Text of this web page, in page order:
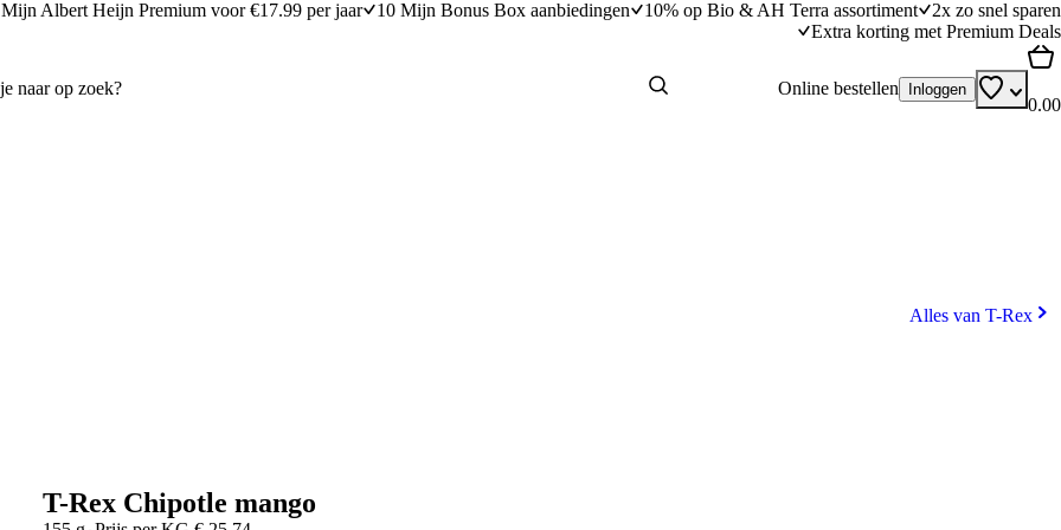
Mijn Albert Heijn Premium voor €17.99 per jaar 10 Mijn Bonus Box aanbiedingen 10% op Bio & AH Terra assortiment
2x zo snel sparen
Extra korting met Premium Deals
Online bestellen Inloggen
0.00
Alles van T-Rex
T-Rex Chipotle mango